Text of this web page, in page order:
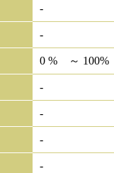
-
-
0 % ～ 100%
-
-
-
-